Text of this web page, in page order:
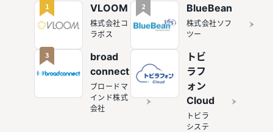
1 VLOOM
株式会社コ
ラボス
2 BlueBean
株式会社ソフ
ツー
3
broad
connect
ブロードマ
インド株式
会社
トビ
ラフ
ォン
Cloud
トビラ
システ